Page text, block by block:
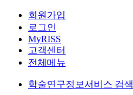
회원가입
로그인
MyRISS
고객센터
전체메뉴
학술연구정보서비스 검색